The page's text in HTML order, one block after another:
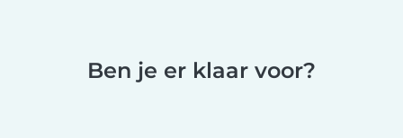
Ben je er klaar voor?